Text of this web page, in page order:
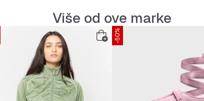
Više od ove marke
-50%